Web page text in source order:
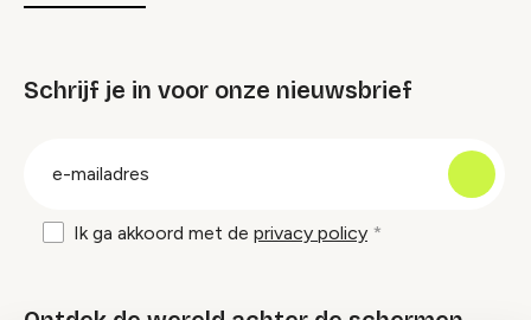
Schrijf je in voor onze nieuwsbrief
Ik ga akkoord met de privacy policy